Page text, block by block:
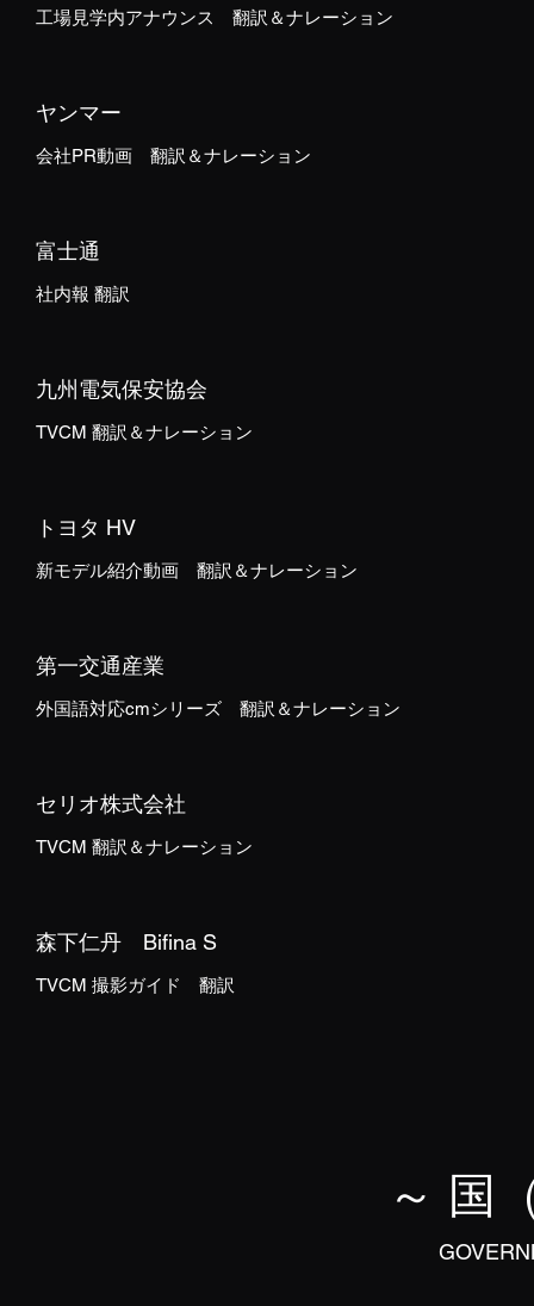
工場見学内アナウンス 翻訳＆ナレーション
ヤンマー
会社PR動画 翻訳＆ナレーション
富士通
社内報 翻訳
九州電気保安協会
TVCM 翻訳＆ナレーション
トヨタ HV
新モデル紹介動画 翻訳＆ナレーション
第一交通産業
外国語対応cmシリーズ 翻訳＆ナレーション
セリオ株式会社
TVCM 翻訳＆ナレーション
森下仁丹 Bifina S
TVCM 撮影ガイド 翻訳
～ 国